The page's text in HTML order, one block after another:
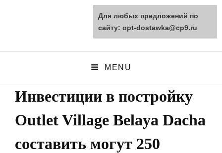
opt-dostawka.ru
MENU
Инвестиции в постройку
Outlet Village Belaya Dacha
составить могут 250
Для любых предложений по
сайту: opt-dostawka@cp9.ru